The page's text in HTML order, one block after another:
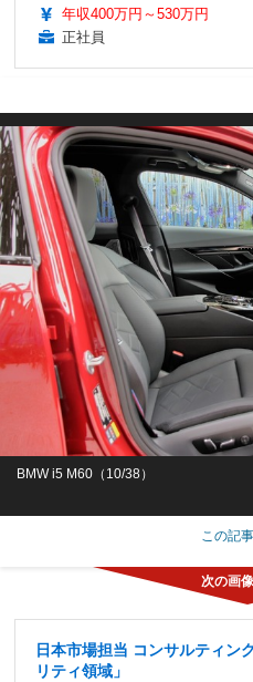
年収400万円～530万円
正社員
BMW i5 M60（10/38）
この記
日本市場担当 コンサルティン
リティ領域」